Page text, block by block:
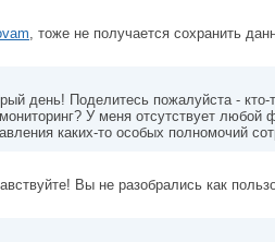
, тоже не получается сохранить
день! Поделитесь пожалуйста -
У меня отсутствует
каких-то особых полномочий
Вы не разобрались как